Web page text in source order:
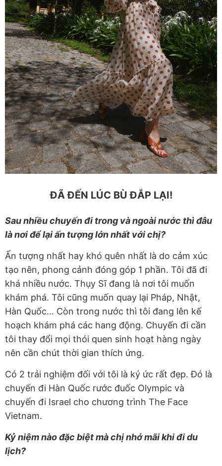
ĐÃ ĐẾN LÚC BÙ ĐẮP LẠI!
Sau nhiều chuyến đi trong và ngoài nước thì đâu
là nơi để lại ấn tượng lớn nhất với chị?
Ấn tượng nhất hay khó quên nhất là do cảm xúc
tạo nên, phong cảnh đóng góp 1 phần. Tôi đã đi
khá nhiều nước. Thụy Sĩ đang là nơi tôi muốn
khám phá. Tôi cũng muốn quay lại Pháp, Nhật,
Hàn Quốc… Còn trong nước thì tôi đang lên kế
hoạch khám phá các hang động. Chuyến đi cần
tôi thay đổi mọi thói quen sinh hoạt hàng ngày
nên cần chút thời gian thích ứng.
Có 2 trải nghiệm đối với tôi là ký ức rất đẹp. Đó là
chuyến đi Hàn Quốc rước đuốc Olympic và
chuyến đi Israel cho chương trình The Face
Vietnam.
Kỷ niệm nào đặc biệt mà chị nhớ mãi khi đi du
lịch?